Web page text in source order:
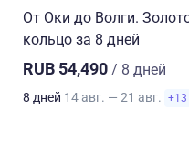
От Оки до Волги.
кольцо за 8 дней
RUB 54,490 / 8 дней
8 дней 14 авг. — 21 авг. +13